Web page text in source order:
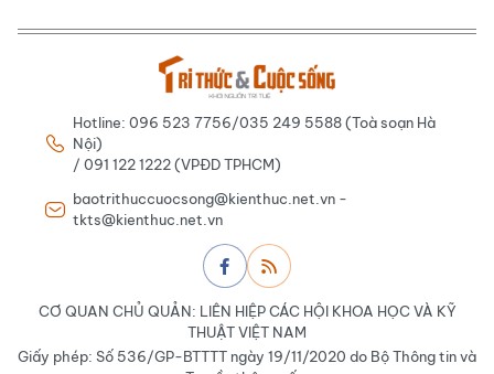
Hotline: 096 523 7756/035 249 5588 (Toà soạn Hà
Nội)
/ 091 122 1222 (VPĐD TPHCM)
baotrithuccuocsong@kienthuc.net.vn -
tkts@kienthuc.net.vn
CƠ QUAN CHỦ QUẢN: LIÊN HIỆP CÁC HỘI KHOA HỌC VÀ KỸ
THUẬT VIỆT NAM
Giấy phép: Số 536/GP-BTTTT ngày 19/11/2020 do Bộ Thông tin và